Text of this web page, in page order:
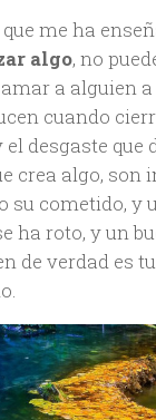
me ha
algo, no
a alguien
cuando
el desgaste que
crea algo, son
su cometido, y
ha roto, y un
de verdad es